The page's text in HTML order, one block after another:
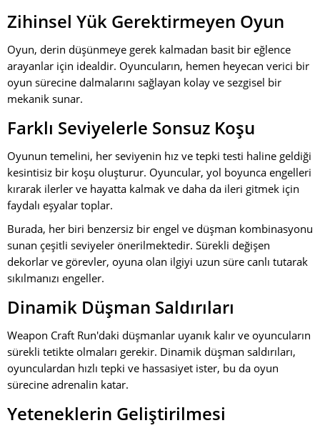
Zihinsel Yük Gerektirmeyen Oyun
Oyun, derin düşünmeye gerek kalmadan basit bir eğlence
arayanlar için idealdir. Oyuncuların, hemen heyecan verici bir
oyun sürecine dalmalarını sağlayan kolay ve sezgisel bir
mekanik sunar.
Farklı Seviyelerle Sonsuz Koşu
Oyunun temelini, her seviyenin hız ve tepki testi haline geldiği
kesintisiz bir koşu oluşturur. Oyuncular, yol boyunca engelleri
kırarak ilerler ve hayatta kalmak ve daha da ileri gitmek için
faydalı eşyalar toplar.
Burada, her biri benzersiz bir engel ve düşman kombinasyonu
sunan çeşitli seviyeler önerilmektedir. Sürekli değişen
dekorlar ve görevler, oyuna olan ilgiyi uzun süre canlı tutarak
sıkılmanızı engeller.
Dinamik Düşman Saldırıları
Weapon Craft Run'daki düşmanlar uyanık kalır ve oyuncuların
sürekli tetikte olmaları gerekir. Dinamik düşman saldırıları,
oyunculardan hızlı tepki ve hassasiyet ister, bu da oyun
sürecine adrenalin katar.
Yeteneklerin Geliştirilmesi